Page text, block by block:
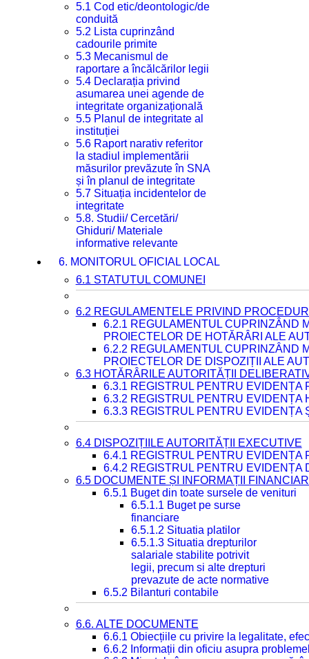
5.1 Cod etic/deontologic/de
conduită
5.2 Lista cuprinzând
cadourile primite
5.3 Mecanismul de
raportare a încălcărilor legii
5.4 Declarația privind
asumarea unei agende de
integritate organizațională
5.5 Planul de integritate al
instituției
5.6 Raport narativ referitor
la stadiul implementării
măsurilor prevăzute în SNA
și în planul de integritate
5.7 Situația incidentelor de
integritate
5.8. Studii/ Cercetări/
Ghiduri/ Materiale
informative relevante
6. MONITORUL OFICIAL LOCAL
6.1 STATUTUL COMUNEI
6.2 REGULAMENTELE PRIVIND
6.2.1 REGULAMENTUL CUPRINZÂND
PROIECTELOR DE HOTĂRÂRI ALE
6.2.2 REGULAMENTUL CUPRINZÂND
PROIECTELOR DE DISPOZIȚII ALE
6.3 HOTĂRÂRILE AUTORITĂȚII
6.3.1 REGISTRUL PENTRU EVIDENȚA
6.3.2 REGISTRUL PENTRU EVIDENȚA
6.3.3 REGISTRUL PENTRU EVIDENȚA
6.4 DISPOZIȚIILE AUTORITĂȚII EXECUTIVE
6.4.1 REGISTRUL PENTRU EVIDENȚA
6.4.2 REGISTRUL PENTRU EVIDENȚA
6.5 DOCUMENTE ȘI INFORMAȚII
6.5.1 Buget din toate sursele de venituri
6.5.1.1 Buget pe surse
financiare
6.5.1.2 Situatia platilor
6.5.1.3 Situatia drepturilor
salariale stabilite potrivit
legii, precum si alte drepturi
prevazute de acte normative
6.5.2 Bilanturi contabile
6.6. ALTE DOCUMENTE
6.6.1 Obiecțiile cu privire la legalitate,
6.6.2 Informații din oficiu asupra